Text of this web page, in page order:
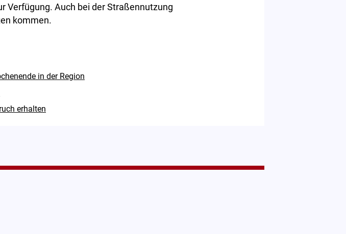
Verfügung. Auch bei der Straßennutzung
kommen.
in der Region
erhalten